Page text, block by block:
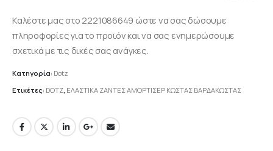
Καλέστε μας στο 2221086649 ώστε να σας δώσουμε
πληροφορίες για το προϊόν και να σας ενημερώσουμε
σχετικά με τις δικές σας ανάγκες.
Κατηγορία: Dotz
Ετικέτες: DOTZ ΕΛΑΣΤΙΚΑ ΖΑΝΤΕΣ ΑΜΟΡΤΙΣΕΡ ΚΩΣΤΑΣ ΒΑΡΔΑΚΩΣΤΑΣ